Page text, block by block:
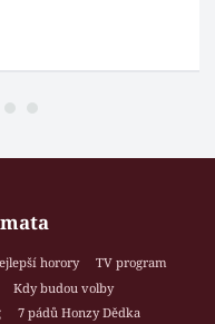
horory
TV program
Kdy budou volby
7 pádů Honzy Dědka